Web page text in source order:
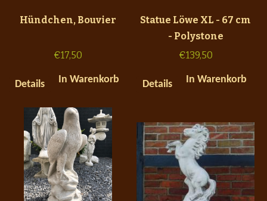
Hündchen, Bouvier
€17,50
Details In Warenkorb
Statue Löwe XL - 67 cm
- Polystone
€139,50
Details In Warenkorb